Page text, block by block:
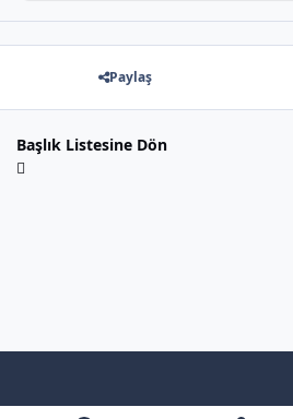
Paylaş
Başlık Listesine Dön
Light ModeDark Mode